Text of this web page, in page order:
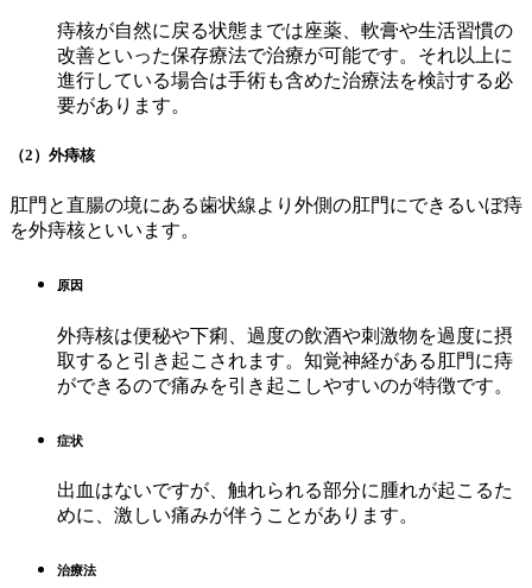
痔核が自然に戻る状態までは座薬、軟膏や生活習慣の
改善といった保存療法で治療が可能です。それ以上に
進行している場合は手術も含めた治療法を検討する必
要があります。
（2）外痔核
肛門と直腸の境にある歯状線より外側の肛門にできるいぼ痔
を外痔核といいます。
原因
外痔核は便秘や下痢、過度の飲酒や刺激物を過度に摂
取すると引き起こされます。知覚神経がある肛門に痔
ができるので痛みを引き起こしやすいのが特徴です。
症状
出血はないですが、触れられる部分に腫れが起こるた
めに、激しい痛みが伴うことがあります。
治療法